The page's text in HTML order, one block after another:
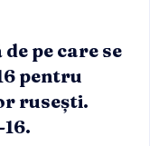
pe care se
pentru
rusești.